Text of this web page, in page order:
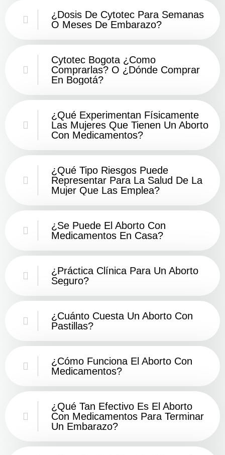
¿Dosis De Cytotec Para Semanas
O Meses De Embarazo?
Cytotec Bogota ¿Como
Comprarlas? O ¿Dónde Comprar
En Bogotá?
¿Qué Experimentan Físicamente
Las Mujeres Que Tienen Un Aborto
Con Medicamentos?
¿Qué Tipo Riesgos Puede
Representar Para La Salud De La
Mujer Que Las Emplea?
¿Se Puede El Aborto Con
Medicamentos En Casa?
¿Práctica Clínica Para Un Aborto
Seguro?
¿Cuánto Cuesta Un Aborto Con
Pastillas?
¿Cómo Funciona El Aborto Con
Medicamentos?
¿Qué Tan Efectivo Es El Aborto
Con Medicamentos Para Terminar
Un Embarazo?